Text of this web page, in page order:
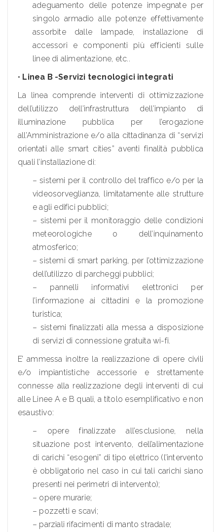
adeguamento delle potenze impegnate per
singolo armadio alle potenze effettivamente
assorbite dalle lampade, installazione di
accessori e componenti più efficienti sulle
linee di alimentazione, etc..
• Linea B -Servizi tecnologici integrati
La linea comprende interventi di ottimizzazione
dell’utilizzo dell’infrastruttura dell’impianto di
illuminazione pubblica per l’erogazione
all’Amministrazione e/o alla cittadinanza di “servizi
orientati alle smart cities” aventi finalità pubblica
quali l’installazione di:
– sistemi per il controllo del traffico e/o per la
videosorveglianza, limitatamente alle strutture
e agli edifici pubblici;
– sistemi per il monitoraggio delle condizioni
meteorologiche o dell’inquinamento
atmosferico;
– sistemi di smart parking, per l’ottimizzazione
dell’utilizzo di parcheggi pubblici;
– pannelli informativi elettronici per
l’informazione ai cittadini e la promozione
turistica;
– sistemi finalizzati alla messa a disposizione
di servizi di connessione gratuita wi-fi.
E’ ammessa inoltre la realizzazione di opere civili
e/o impiantistiche accessorie e strettamente
connesse alla realizzazione degli interventi di cui
alle Linee A e B quali, a titolo esemplificativo e non
esaustivo:
– opere finalizzate all’esclusione, nella
situazione post intervento, dell’alimentazione
di carichi “esogeni” di tipo elettrico (l’intervento
è obbligatorio nel caso in cui tali carichi siano
presenti nei perimetri di intervento);
– opere murarie;
– pozzetti e scavi;
– parziali rifacimenti di manto stradale;